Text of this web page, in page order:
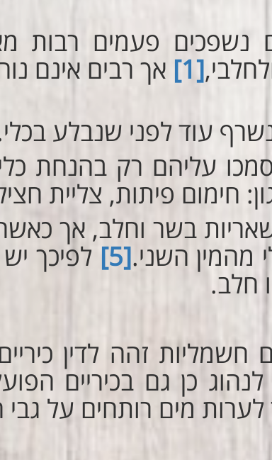
נשפכים פעמים רבות
[1]
אך רבים אינם
עוד לפני שנבלע
עליהם רק בהנחת
חימום פיתות, צליית
בשר וחלב, אך
מהמין השני.[5] לפיכך
חלב.
חשמליות זהה לדין
כן גם בכיריים
מים רותחים על